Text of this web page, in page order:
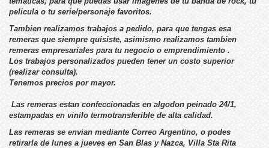
pelicula o tu serie/personaje favoritos.
Tambien realizamos trabajos a pedido, para que tengas esa
remeras que siempre quisiste, asimismo realizamos tambien
remeras empresariales para tu negocio o emprendimiento .
Los trabajos personalizados pueden tener un costo superior
(realizar consulta).
Tenemos precios por mayor.
Las remeras estan confeccionadas en algodon peinado 24/1,
estampadas en vinilo termotransferible de alta calidad.
Las remeras se envian mediante Correo Argentino, o podes
retirarla de lunes a jueves en San Blas y Nazca, Villa Sta Rita